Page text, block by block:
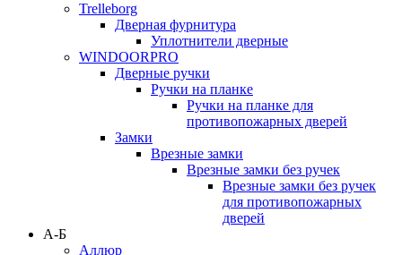
Trelleborg
Дверная фурнитура
Уплотнители дверные
WINDOORPRO
Дверные ручки
Ручки на планке
Ручки на планке для
противопожарных дверей
Замки
Врезные замки
Врезные замки без ручек
Врезные замки без ручек
для противопожарных
дверей
А-Б
Аллюр